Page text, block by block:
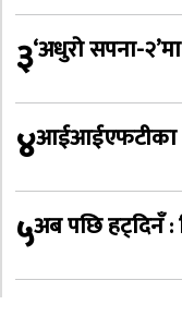
३‘अधुरो सपना-
४आईआईएफटीका
५अब पछि हट्दिनँ :